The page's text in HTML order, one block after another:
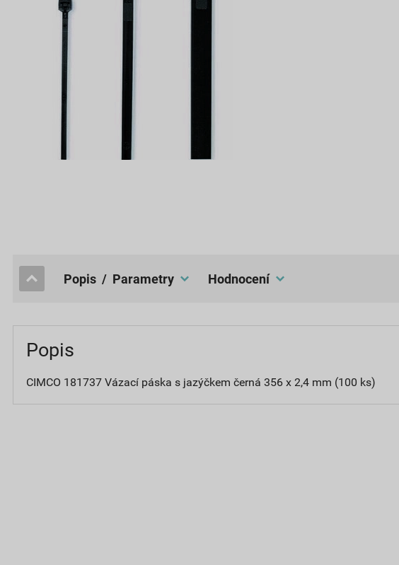
popis / Parametry hodnocení
Popis
CIMCO 181737 Vázací páska s jazýčkem černá 356 x 2,4 mm (100 ks)